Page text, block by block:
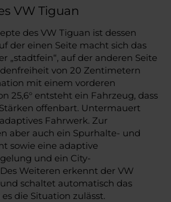
VW Tiguan
des VW Tiguan ist dessen
der einen Seite macht sich das
„stadtfein“, auf der anderen Seite
von 20 Zentimetern
mit einem vorderen
25,6° entsteht ein Fahrzeug, dass
offenbart. Untermauert
Fahrwerk. Zur
aber auch ein Spurhalte- und
sowie eine adaptive
und ein City-
Weiteren erkennt der VW
schaltet automatisch das
die Situation zulässt.